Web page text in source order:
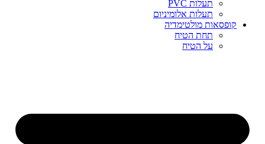
תעלות PVC
תעלות אלומיניום
קופסאות מולטימדיה
תחת הטיח
על הטיח